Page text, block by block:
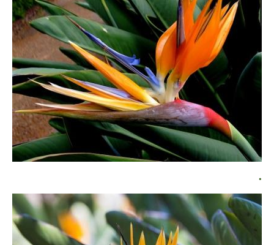
.